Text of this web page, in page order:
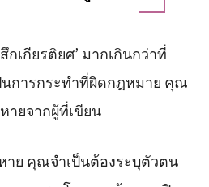
กเกียรติยศ’ มากเกินกว่าที่
นการกระทำที่ผิดกฎหมาย คุณ
ายจากผู้ที่เขียน
าย คุณจำเป็นต้องระบุตัวตน